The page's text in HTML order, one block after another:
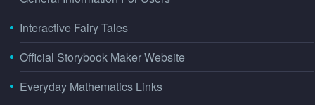
Interactive Fairy Tales
Official Storybook Maker Website
Everyday Mathematics Links